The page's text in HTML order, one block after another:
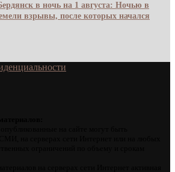
в ночь на 1 августа: Ночью в
взрывы, после которых начался